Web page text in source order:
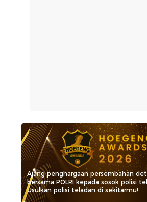
Ajang penghargaan persembahan
bersama POLRI kepada sosok polisi
Usulkan polisi teladan di sekitarmu!